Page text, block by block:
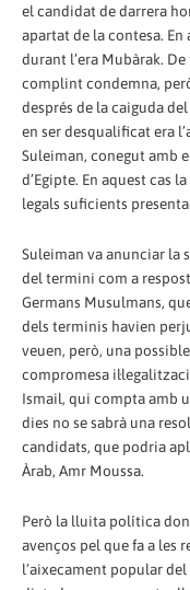
el candidat de darrera
apartat de la contesa. En
durant l’era Mubàrak.
complint condemna,
després de la caiguda
en ser desqualificat era
Suleiman, conegut amb
d’Egipte. En aquest cas
legals suficients
Suleiman va anunciar la
del termini com a
Germans Musulmans,
dels terminis havien
veuen, però, una
compromesa
Ismail, qui compta amb
dies no se sabrà una
candidats, que podria
Àrab, Amr Moussa.
Però la lluita política
avenços pel que fa a les
l’aixecament popular del